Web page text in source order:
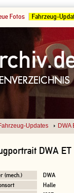
Fotos Fahrzeug-
Updates DWA
DWA ET
(mech.)
DWA
Halle